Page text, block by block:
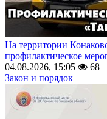
На территории
профилактическое
04.08.2026, 15:05
68
Закон и порядок